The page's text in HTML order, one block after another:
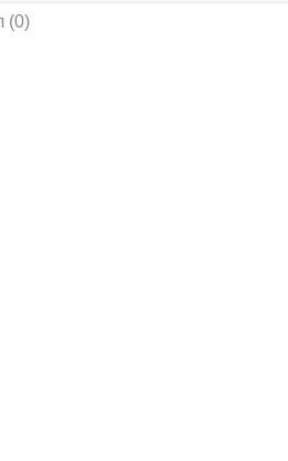
(0)